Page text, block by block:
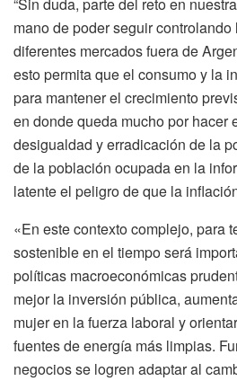
“Sin duda, parte del reto en
mano de poder seguir
diferentes mercados fuera de
esto permita que el consumo y la
para mantener el crecimiento
en donde queda mucho por hacer
desigualdad y erradicación de la
de la población ocupada en la
latente el peligro de que la
«En este contexto complejo, para
sostenible en el tiempo será
políticas macroeconómicas
mejor la inversión pública,
mujer en la fuerza laboral y
fuentes de energía más limpias.
negocios se logren adaptar al